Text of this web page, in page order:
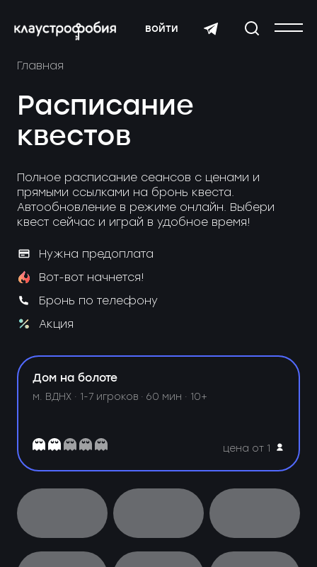
войти
Главная
Расписание
квестов
Полное расписание сеансов с ценами и
прямыми ссылками на бронь квеста.
Автообновление в режиме онлайн. Выбери
квест сейчас и играй в удобное время!
Нужна предоплата
Вот-вот начнется!
Бронь по телефону
Акция
Дом на болоте
м. ВДНХ · 1-7 игроков · 60 мин · 10+
цена от 1